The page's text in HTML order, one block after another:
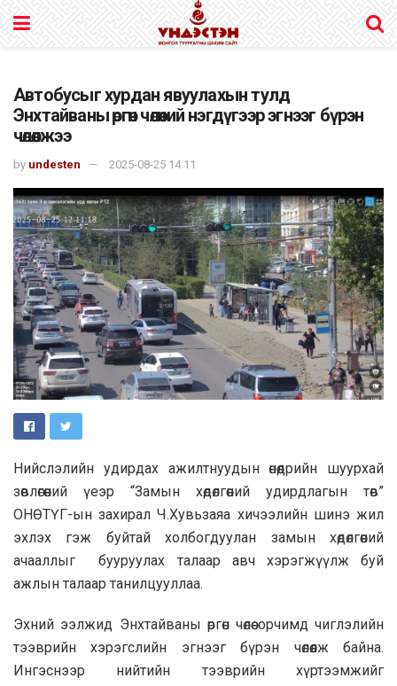
Автобусыг хурдан явуулахын тулд
Энхтайваны өргөн чөлөөний нэгдүгээр эгнээг бүрэн
чөлөөлжээ
by undesten 2025-08-25 14:11
Нийслэлийн удирдах ажилтнуудын өнөөдрийн шуурхай
зөвлөгөөний үеэр “Замын хөдөлгөөний удирдлагын төв”
ОНӨТҮГ-ын захирал Ч.Хувьзаяа хичээлийн шинэ жил
эхлэх гэж буйтай холбогдуулан замын хөдөлгөөний
ачааллыг бууруулах талаар авч хэрэгжүүлж буй
ажлын талаар танилцууллаа.
Эхний ээлжид Энхтайваны өргөн чөлөө орчимд чиглэлийн
тээврийн хэрэгслийн эгнээг бүрэн чөлөөлж байна.
Ингэснээр нийтийн тээврийн хүртээмжийг